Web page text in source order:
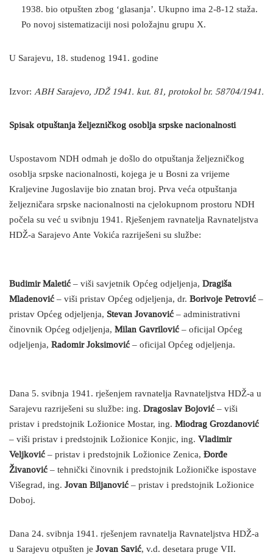
1938. bio otpušten zbog ‘glasanja’. Ukupno ima 2-8-12 staža.
Po novoj sistematizaciji nosi položajnu grupu X.
U Sarajevu, 18. studenog 1941. godine
Izvor: ABH Sarajevo, JDŽ 1941. kut. 81, protokol br. 58704/1941.
Spisak otpuštanja željezničkog osoblja srpske nacionalnosti
Uspostavom NDH odmah je došlo do otpuštanja željezničkog
osoblja srpske nacionalnosti, kojega je u Bosni za vrijeme
Kraljevine Jugoslavije bio znatan broj. Prva veća otpuštanja
željezničara srpske nacionalnosti na cjelokupnom prostoru NDH
počela su već u svibnju 1941. Rješenjem ravnatelja Ravnateljstva
HDŽ-a Sarajevo Ante Vokića razriješeni su službe:
Budimir Maletić – viši savjetnik Općeg odjeljenja, Dragiša
Mladenović – viši pristav Općeg odjeljenja, dr. Borivoje Petrović –
pristav Općeg odjeljenja, Stevan Jovanović – administrativni
činovnik Općeg odjeljenja, Milan Gavrilović – oficijal Općeg
odjeljenja, Radomir Joksimović – oficijal Općeg odjeljenja.
Dana 5. svibnja 1941. rješenjem ravnatelja Ravnateljstva HDŽ-a u
Sarajevu razriješeni su službe: ing. Dragoslav Bojović – viši
pristav i predstojnik Ložionice Mostar, ing. Miodrag Grozdanović
– viši pristav i predstojnik Ložionice Konjic, ing. Vladimir
Veljković – pristav i predstojnik Ložionice Zenica, Đorđe
Živanović – tehnički činovnik i predstojnik Ložioničke ispostave
Višegrad, ing. Jovan Biljanović – pristav i predstojnik Ložionice
Doboj.
Dana 24. svibnja 1941. rješenjem ravnatelja Ravnateljstva HDŽ-a
u Sarajevu otpušten je Jovan Savić, v.d. desetara pruge VII.